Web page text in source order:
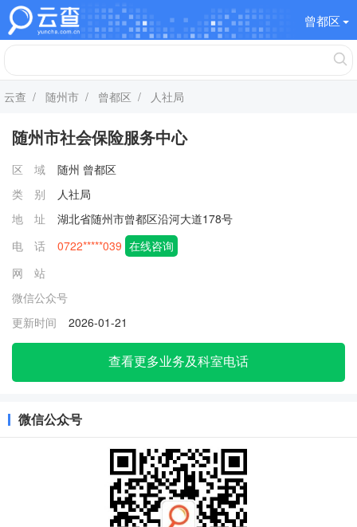
曾都区
云查 / 随州市 / 曾都区 / 人社局
随州市社会保险服务中心
区 域 随州 曾都区
类 别
人社局
地 址
湖北省随州市曾都区沿河大道178号
电 话
0722*****039 在线咨询
网 站
微信公众号
更新时间
2026-01-21
查看更多业务及科室电话
微信公众号